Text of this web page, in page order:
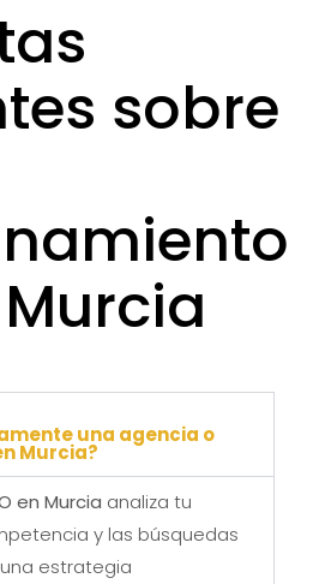
sobre
Murcia
una agencia o
Murcia?
en Murcia analiza tu
y las búsquedas
estrategia